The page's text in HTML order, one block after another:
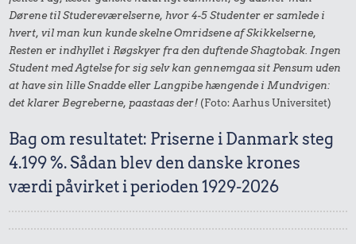
Dørene til Studereværelserne, hvor 4-5 Studenter er samlede i
hvert, vil man kun kunde skelne Omridsene af Skikkelserne,
Resten er indhyllet i Røgskyer fra den duftende Shagtobak. Ingen
Student med Agtelse for sig selv kan gennemgaa sit Pensum uden
at have sin lille Snadde eller Langpibe hængende i Mundvigen:
det klarer Begreberne, paastaas der! (Foto: Aarhus Universitet)
Bag om resultatet: Priserne i Danmark steg
4.199 %. Sådan blev den danske krones
værdi påvirket i perioden 1929-2026